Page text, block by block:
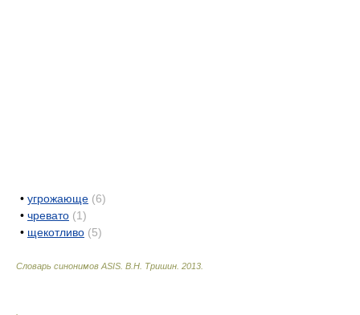
• угрожающе (6)
• чревато (1)
• щекотливо (5)
Словарь синонимов ASIS. В.Н. Тришин 2013